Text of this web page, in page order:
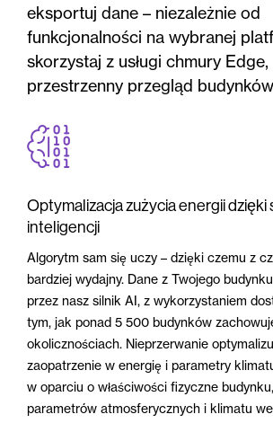
eksportuj dane – niezależnie od
funkcjonalności na wybranej
skorzystaj z usługi chmury
przestrzenny przegląd
Optymalizacja zużycia energii dzięki
inteligencji
Algorytm sam się uczy – dzięki czemu z
bardziej wydajny. Dane z Twojego
przez nasz silnik AI, z wykorzystaniem
tym, jak ponad 5 500 budynków
okolicznościach. Nieprzerwanie
zaopatrzenie w energię i parametry
w oparciu o właściwości fizyczne
parametrów atmosferycznych i klimatu